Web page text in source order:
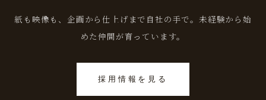
紙も映像も、企画から仕上げまで自社の手で。未経験から始
めた仲間が育っています。
採用情報を見る